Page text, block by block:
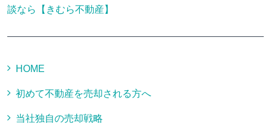
談なら【きむら不動産】
HOME
初めて不動産を売却される方へ
当社独自の売却戦略